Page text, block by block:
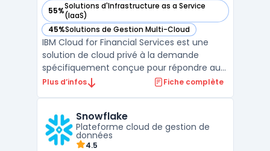
55%Solutions d'Infrastructure as a Service
(IaaS)
— voir IBM Cloud for Financial Services dans cette catégorie
45%Solutions de Gestion Multi-Cloud
— voir IBM Cloud for Financial Services dans cette catégorie
IBM Cloud for Financial Services est une
solution de cloud privé à la demande
spécifiquement conçue pour répondre aux
besoins des entreprises du secteur
permettant aux institutions financières de
migrer leurs charges de ...
Plus d’infos Fiche complète
Snowflake
Plateforme cloud de gestion de
données
4.5